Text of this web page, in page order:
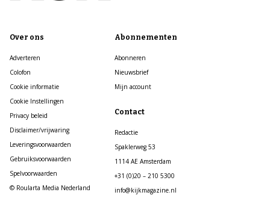
Over ons
Adverteren
Colofon
Cookie informatie
Cookie Instellingen
Privacy beleid
Disclaimer/vrijwaring
Leveringsvoorwaarden
Gebruiksvoorwaarden
Spelvoorwaarden
© Roularta Media Nederland
Abonnementen
Abonneren
Nieuwsbrief
Mijn account
Contact
Redactie
Spaklerweg 53
1114 AE Amsterdam
+31 (0)20 – 210 5300
info@kijkmagazine.nl